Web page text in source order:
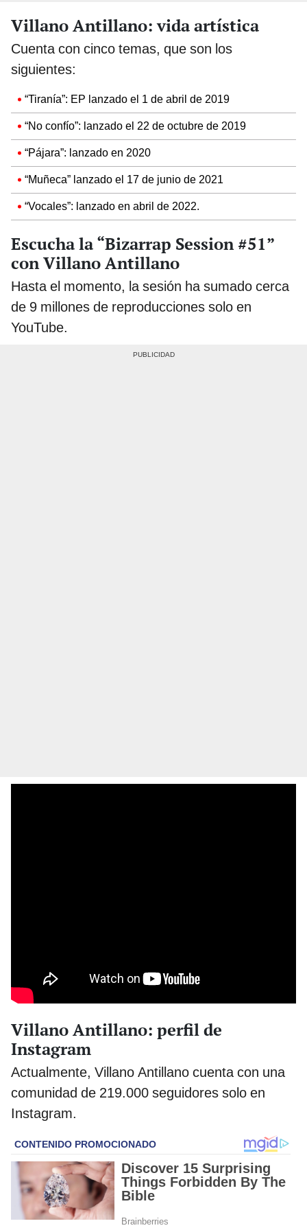
Villano Antillano: vida artística
Cuenta con cinco temas, que son los
siguientes:
“Tiranía”: EP lanzado el 1 de abril de 2019
“No confío”: lanzado el 22 de octubre de 2019
“Pájara”: lanzado en 2020
“Muñeca” lanzado el 17 de junio de 2021
“Vocales”: lanzado en abril de 2022.
Escucha la “Bizarrap Session #51”
con Villano Antillano
Hasta el momento, la sesión ha sumado cerca
de 9 millones de reproducciones solo en
YouTube.
Villano Antillano: perfil de
Instagram
Actualmente, Villano Antillano cuenta con una
comunidad de 219.000 seguidores solo en
Instagram.